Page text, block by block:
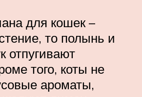
для кошек –
то полынь и
отпугивают
того, коты не
ароматы,